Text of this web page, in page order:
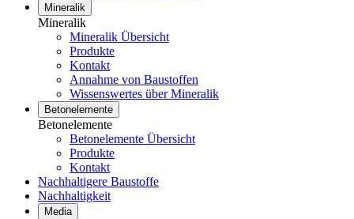
Mineralik
Mineralik
Mineralik Übersicht
Produkte
Kontakt
Annahme von Baustoffen
Wissenswertes über Mineralik
Betonelemente
Betonelemente
Betonelemente Übersicht
Produkte
Kontakt
Nachhaltigere Baustoffe
Nachhaltigkeit
Media